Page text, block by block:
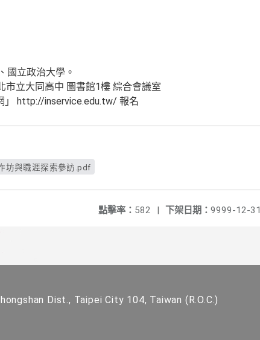
國立政治大學。
市立大同高中 圖書館1樓 綜合會議室
」 http://inservice.edu.tw/ 報名
坊與職涯探索參訪.pdf
下架日期： 9999-12-31
點擊率： 582 |
Dist., Taipei City 104, Taiwan (R.O.C.)